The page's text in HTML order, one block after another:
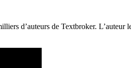
d’auteurs de Textbroker.